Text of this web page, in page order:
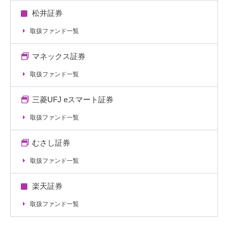
松井証券
取扱ファンド一覧
マネックス証券
取扱ファンド一覧
三菱UFJ eスマート証券
取扱ファンド一覧
むさし証券
取扱ファンド一覧
楽天証券
取扱ファンド一覧